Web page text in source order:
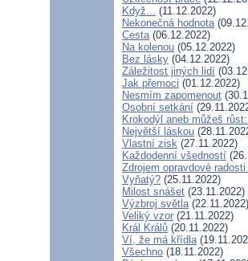
Když... (11.12.2022)
Nekonečná hodnota
Cesta(06.12.2022)
Na kolenou (05.12.2022)
Bez lásky (04.12.2022)
Záležitost jiných lidí
Jak přemoci (01.12.2022)
Nesmím zapomenout
Osobní setkání
Krokodýl aneb můžeš
Největší láskou
Vlastní zisk (27.11.2022)
Každodenní všedností
Zdrojem opravdové
Vyňatý? (25.11.2022)
Milost snášet (23.11.2022)
Výzbroj světla(22.11.2022)
Veliký vzor (21.11.2022)
Král Králů (20.11.2022)
Ví, že má křídla
Všechno (18.11.2022)